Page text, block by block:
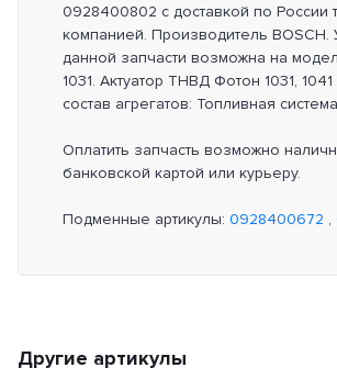
0928400802 с доставкой по России
компанией. Производитель BOSCH.
данной запчасти возможна на
1031. Актуатор ТНВД Фотон 1031, 1041
состав агрегатов: Топливная
Оплатить запчасть возможно
банковской картой или курьеру.
Подменные артикулы: 0928400672 ,
Другие артикулы